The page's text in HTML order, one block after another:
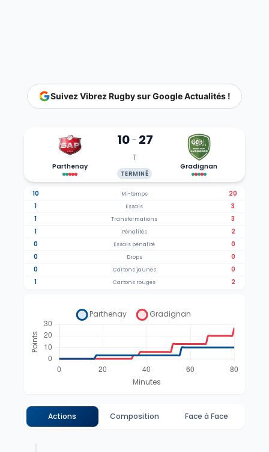
Suivez Vibrez Rugby sur Google Actualités !
Parthenay
10- 27
T
TERMINÉ
Gradignan
10 Mi-temps
20
1
Essais
3
1
Transformations
3
1
Pénalités
2
0
Essais pénalité
0
0
Drops
0
0
Cartons jaunes
0
1
Cartons rouges 2
Actions Composition Face à Face